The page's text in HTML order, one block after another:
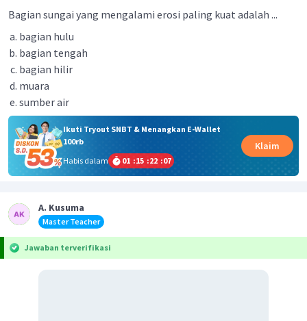
Bagian sungai yang mengalami erosi paling kuat adalah ...
bagian hulu
bagian tengah
bagian hilir
muara
sumber air
Ikuti Tryout SNBT & Menangkan E-Wallet
100rb
Habis dalam
01 :15 :22 :07
Klaim
A. Kusuma
Master Teacher
Jawaban terverifikasi